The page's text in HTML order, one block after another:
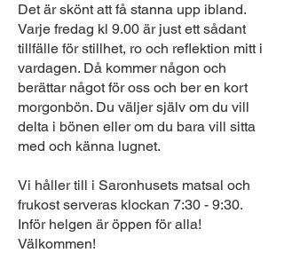
Det är skönt att få stanna upp ibland.
Varje fredag kl 9.00 är just ett sådant
tillfälle för stillhet, ro och reflektion mitt i
vardagen. Då kommer någon och
berättar något för oss och ber en kort
morgonbön. Du väljer själv om du vill
delta i bönen eller om du bara vill sitta
med och känna lugnet.
Vi håller till i Saronhusets matsal och
frukost serveras klockan 7:30 - 9:30.
Inför helgen är öppen för alla!
Välkommen!